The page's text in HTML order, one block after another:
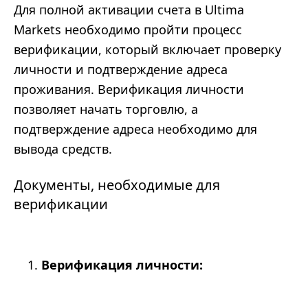
Для полной активации счета в Ultima
Markets необходимо пройти процесс
верификации, который включает проверку
личности и подтверждение адреса
проживания. Верификация личности
позволяет начать торговлю, а
подтверждение адреса необходимо для
вывода средств.
Документы, необходимые для
верификации
Верификация личности: